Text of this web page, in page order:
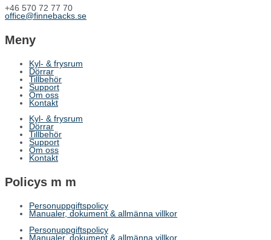
+46 570 72 77 70
office@finnebacks.se
Meny
Kyl- & frysrum
Dörrar
Tillbehör
Support
Om oss
Kontakt
Kyl- & frysrum
Dörrar
Tillbehör
Support
Om oss
Kontakt
Policys m m
Personuppgiftspolicy
Manualer, dokument & allmänna villkor
Personuppgiftspolicy
Manualer, dokument & allmänna villkor